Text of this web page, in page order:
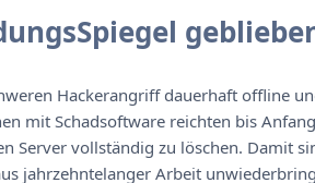
Hackerangriff dauerhaft offline
mit Schadsoftware reichten bis
Server vollständig zu löschen. Damit
jahrzehntelanger Arbeit